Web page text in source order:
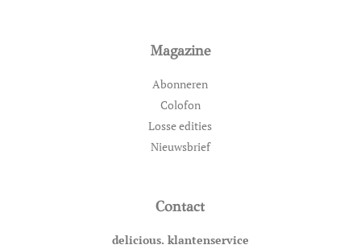
Magazine
Abonneren
Colofon
Losse edities
Nieuwsbrief
Contact
delicious. klantenservice